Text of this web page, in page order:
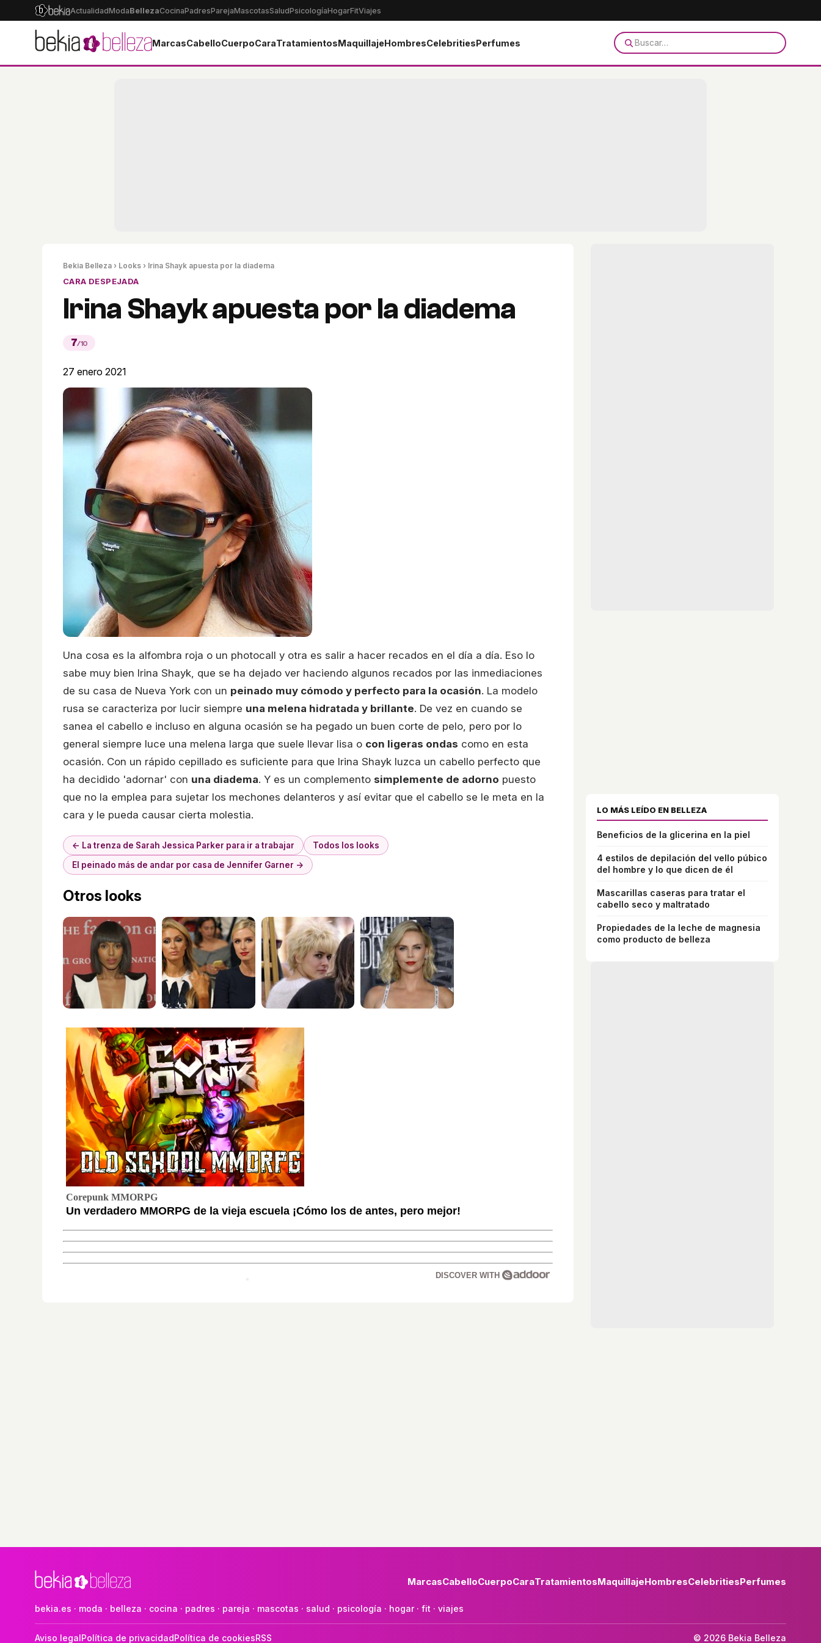
ActualidadModaBellezaCocinaPadresParejaMascotasSaludPsicologíaHogarFitViajes
MarcasCabelloCuerpoCaraTratamientosMaquillajeHombresCelebritiesPerfumes
Bekia Belleza › Looks › Irina Shayk apuesta por la diadema
CARA DESPEJADA
Irina Shayk apuesta por la diadema
7/10
27 enero 2021
Una cosa es la alfombra roja o un photocall y otra es salir a hacer recados en el día a día. Eso lo
sabe muy bien Irina Shayk, que se ha dejado ver haciendo algunos recados por las inmediaciones
de su casa de Nueva York con un peinado muy cómodo y perfecto para la ocasión. La modelo
rusa se caracteriza por lucir siempre una melena hidratada y brillante. De vez en cuando se
sanea el cabello e incluso en alguna ocasión se ha pegado un buen corte de pelo, pero por lo
general siempre luce una melena larga que suele llevar lisa o con ligeras ondas como en esta
ocasión. Con un rápido cepillado es suficiente para que Irina Shayk luzca un cabello perfecto que
ha decidido 'adornar' con una diadema. Y es un complemento simplemente de adorno puesto
que no la emplea para sujetar los mechones delanteros y así evitar que el cabello se le meta en la
cara y le pueda causar cierta molestia.
← La trenza de Sarah Jessica Parker para ir a trabajar
Todos los looks
El peinado más de andar por casa de Jennifer Garner →
Otros looks
Corepunk MMORPG
Un verdadero MMORPG de la vieja escuela ¡Cómo los de antes, pero mejor!
DISCOVER WITH
LO MÁS LEÍDO EN BELLEZA
Beneficios de la glicerina en la piel
4 estilos de depilación del vello púbico
del hombre y lo que dicen de él
Mascarillas caseras para tratar el
cabello seco y maltratado
Propiedades de la leche de magnesia
como producto de belleza
MarcasCabelloCuerpoCaraTratamientosMaquillajeHombresCelebritiesPerfumes
bekia.es · moda · belleza · cocina · padres · pareja · mascotas · salud · psicología · hogar· fit · viajes
Aviso legalPolítica de privacidadPolítica de cookiesRSS © 2026 Bekia Belleza